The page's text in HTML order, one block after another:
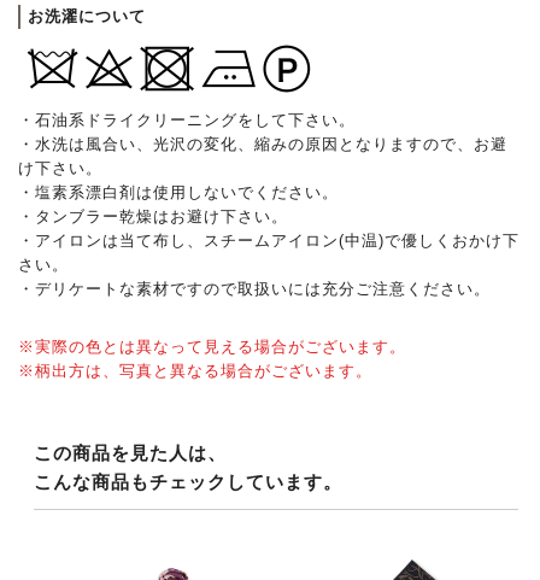
お洗濯について
・石油系ドライクリーニングをして下さい。
・水洗は風合い、光沢の変化、縮みの原因となりますので、お避
け下さい。
・塩素系漂白剤は使用しないでください。
・タンブラー乾燥はお避け下さい。
・アイロンは当て布し、スチームアイロン(中温)で優しくおかけ下
さい。
・デリケートな素材ですので取扱いには充分ご注意ください。
※実際の色とは異なって見える場合がございます。
※柄出方は、写真と異なる場合がございます。
この商品を見た人は、
こんな商品もチェックしています。